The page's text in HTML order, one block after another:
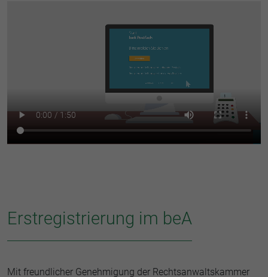
Erstregistrierung im beA
Mit freundlicher Genehmigung der Rechtsanwaltskammer